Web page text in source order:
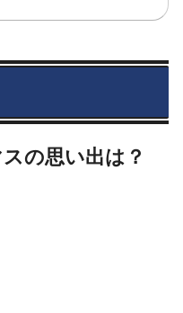
の思い出は？